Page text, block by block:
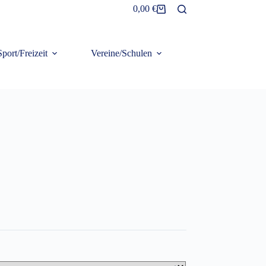
Warenkorb
0,00 €
Freizeit Vereine/Schulen